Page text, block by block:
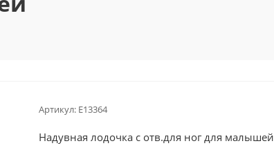
Артикул: Е13364
Надувная лодочка с отв.для ног для малышей